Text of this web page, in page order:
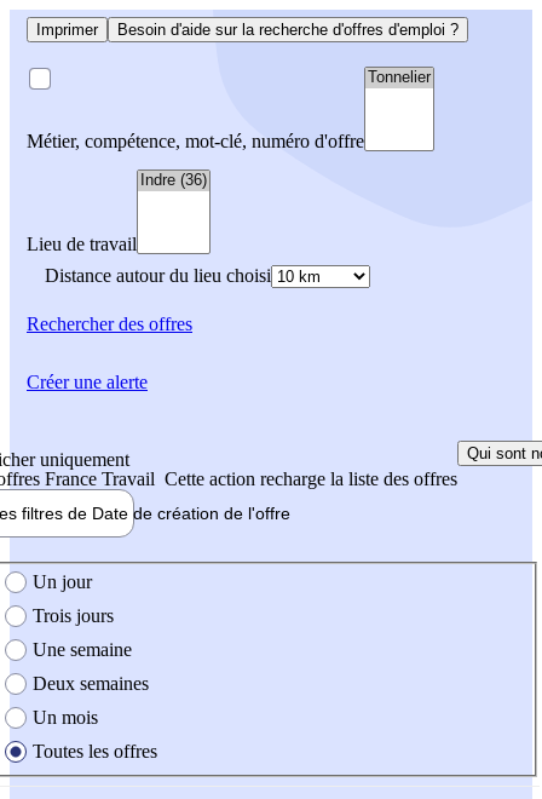
Imprimer Besoin d'aide sur la recherche d'offres d'emploi ?
Métier, compétence, mot-clé, numéro d'offre
Lieu de travail
Distance autour du lieu choisi
Rechercherdes offres
uniquement
France Travail Cette action recharge la liste des offres
Qui sont
filtres de Date de création de l'offre
création de l'offre
Un jour
Trois jours
Une semaine
Deux semaines
Un mois
Toutes les offres
Créer une alerte